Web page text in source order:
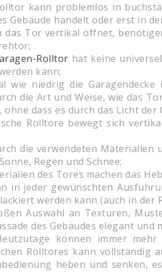
kann problemlos in
Gebäude handelt oder erst in
das Tor vertikal öffnet,
Rolltor hat keine
kann;
wie niedrig die
die Art und Weise, wie das
dass es durch das Licht
Rolltore bewegt sich
die verwendeten Materialien
Regen und Schnee;
des Tores machen das
in jeder gewünschten
werden kann (auch in der
Auswahl an Texturen,
des Gebäudes elegant und
können immer
Rolltores kann vollständig
heben und senken,